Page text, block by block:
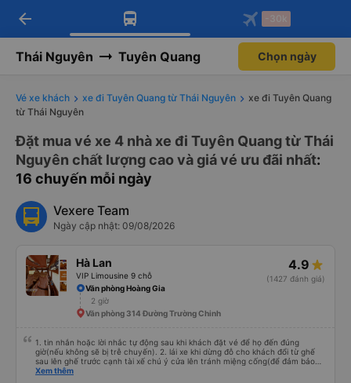
Tải app Vexere ngay!
Nhận ưu đãi thành viên độc
Mở app
Tải app Vexere
-30k/ghế khi đặt vé máy bay qua
Mở app
arrow_back -30k
Thái Nguyên Tuyên Quang Chọn ngày
Vé xe khách xe đi Tuyên Quang từ Thái Nguyên
xe đi Tuyên Quang
từ Thái Nguyên
Đặt mua vé xe 4 nhà xe đi Tuyên Quang từ Thái
Nguyên chất lượng cao và giá vé ưu đãi nhất:
16 chuyến mỗi ngày
Vexere Team
Ngày cập nhật: 09/08/2026
Hà Lan
VIP Limousine 9 chỗ
4.9
(1427 đánh giá)
Văn phòng Hoàng Gia
2 giờ
Văn phòng 314 Đường Trường Chinh
1. tin nhắn hoặc lời nhắc tự động sau khi khách đặt vé để họ đến đúng
giờ(nếu không sẽ bị trễ chuyến). 2. lái xe khi dừng đỗ cho khách đổi từ ghế
sau lên ghế trước cạnh tài xế chú ý cửa lên tránh miệng cống(để đảm bảo
an toàn cho khách- tại HN: miệng cống bằng sắt chữ nhật dạng ô lưới, cửa
Xem thêm